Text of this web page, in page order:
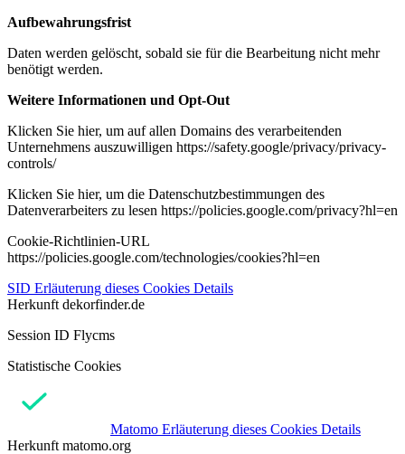
Aufbewahrungsfrist
Daten werden gelöscht, sobald sie für die Bearbeitung nicht mehr
benötigt werden.
Weitere Informationen und Opt-Out
Klicken Sie hier, um auf allen Domains des verarbeitenden
Unternehmens auszuwilligen https://safety.google/privacy/privacy-
controls/
Klicken Sie hier, um die Datenschutzbestimmungen des
Datenverarbeiters zu lesen https://policies.google.com/privacy?hl=en
Cookie-Richtlinien-URL
https://policies.google.com/technologies/cookies?hl=en
SID Erläuterung dieses Cookies Details
Herkunft dekorfinder.de
Session ID Flycms
Statistische Cookies
Matomo Erläuterung dieses Cookies Details
Herkunft matomo.org